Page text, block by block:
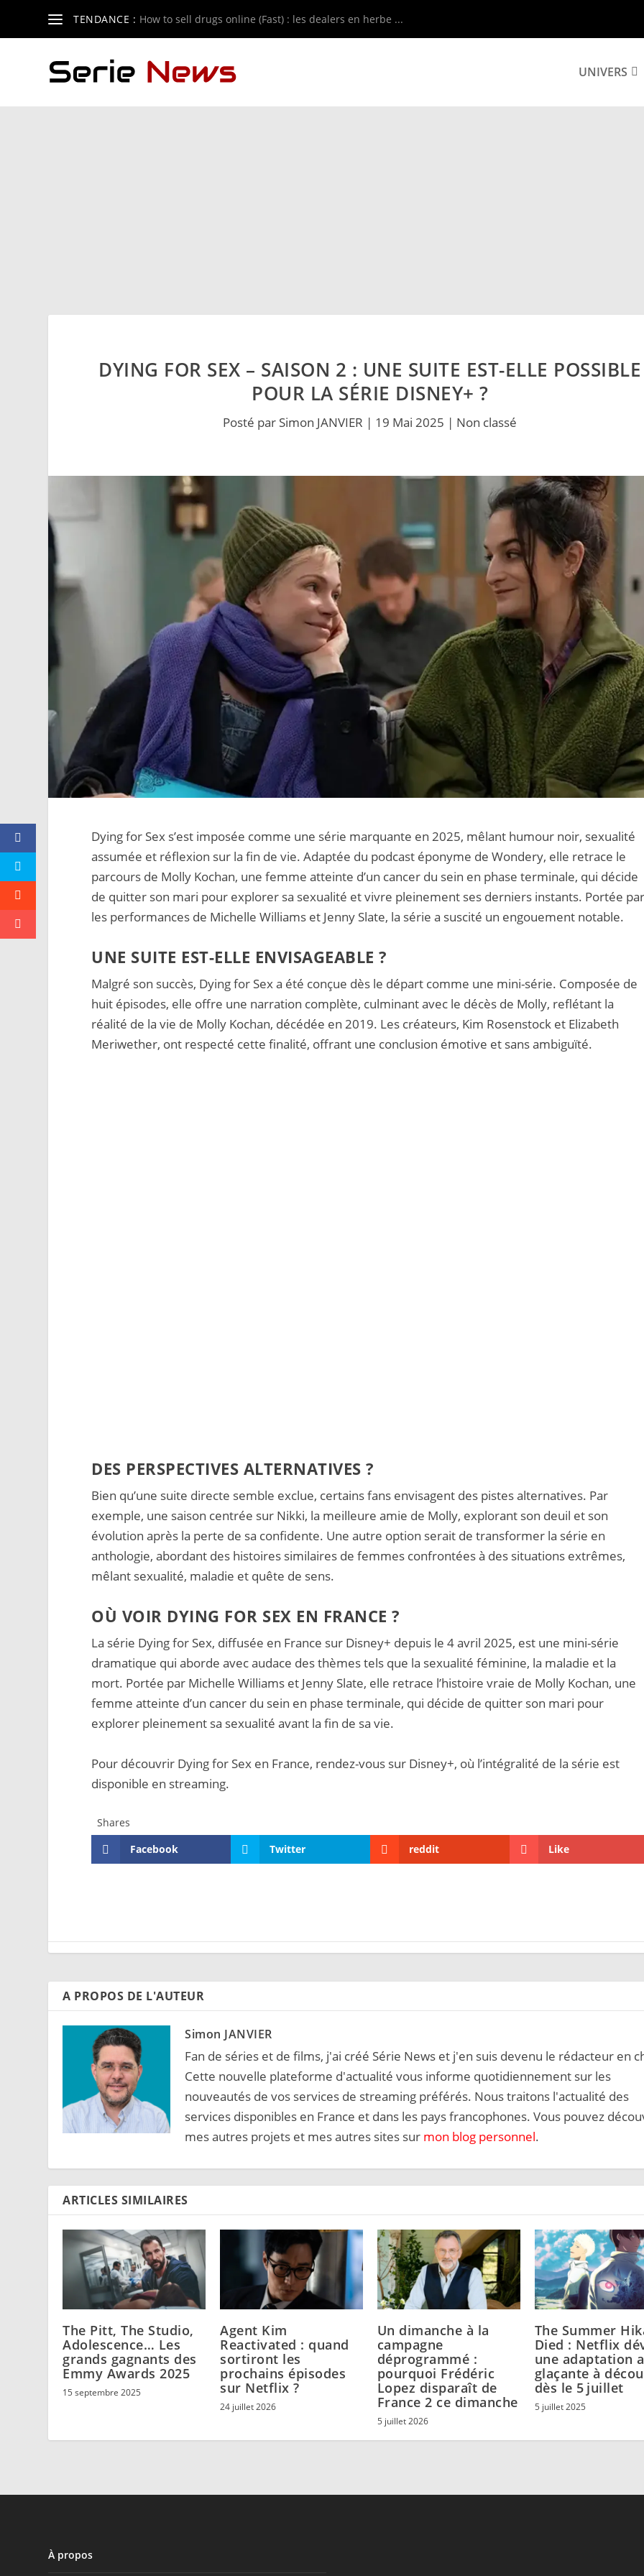
TENDANCE : How to sell drugs online (Fast) : les dealers en herbe ...
UNIVERS
DYING FOR SEX – SAISON 2 : UNE SUITE EST-ELLE POSSIBLE
POUR LA SÉRIE DISNEY+ ?
Posté par Simon JANVIER | 19 Mai 2025 | Non classé
Dying for Sex s’est imposée comme une série marquante en 2025, mêlant humour noir, sexualité
assumée et réflexion sur la fin de vie. Adaptée du podcast éponyme de Wondery, elle retrace le
parcours de Molly Kochan, une femme atteinte d’un cancer du sein en phase terminale, qui décide
de quitter son mari pour explorer sa sexualité et vivre pleinement ses derniers instants. Portée
les performances de Michelle Williams et Jenny Slate, la série a suscité un engouement notable.
UNE SUITE EST-ELLE ENVISAGEABLE ?
Malgré son succès, Dying for Sex a été conçue dès le départ comme une mini-série. Composée de
huit épisodes, elle offre une narration complète, culminant avec le décès de Molly, reflétant la
réalité de la vie de Molly Kochan, décédée en 2019. Les créateurs, Kim Rosenstock et Elizabeth
Meriwether, ont respecté cette finalité, offrant une conclusion émotive et sans ambiguïté.
DES PERSPECTIVES ALTERNATIVES ?
Bien qu’une suite directe semble exclue, certains fans envisagent des pistes alternatives. Par
exemple, une saison centrée sur Nikki, la meilleure amie de Molly, explorant son deuil et son
évolution après la perte de sa confidente. Une autre option serait de transformer la série en
anthologie, abordant des histoires similaires de femmes confrontées à des situations extrêmes,
mêlant sexualité, maladie et quête de sens.
OÙ VOIR DYING FOR SEX EN FRANCE ?
La série Dying for Sex, diffusée en France sur Disney+ depuis le 4 avril 2025, est une mini-série
dramatique qui aborde avec audace des thèmes tels que la sexualité féminine, la maladie et la
mort. Portée par Michelle Williams et Jenny Slate, elle retrace l’histoire vraie de Molly Kochan, une
femme atteinte d’un cancer du sein en phase terminale, qui décide de quitter son mari pour
explorer pleinement sa sexualité avant la fin de sa vie.
Pour découvrir Dying for Sex en France, rendez-vous sur Disney+, où l’intégralité de la série est
disponible en streaming.
Shares
Facebook
Twitter reddit Like
A PROPOS DE L'AUTEUR
Simon JANVIER
Fan de séries et de films, j'ai créé Série News et j'en suis devenu le rédacteur en
Cette nouvelle plateforme d'actualité vous informe quotidiennement sur les
nouveautés de vos services de streaming préférés. Nous traitons l'actualité des
services disponibles en France et dans les pays francophones. Vous pouvez
mes autres projets et mes autres sites sur mon blog personnel.
ARTICLES SIMILAIRES
The Pitt, The Studio,
Adolescence… Les
grands gagnants des
Emmy Awards 2025
15 septembre 2025
Agent Kim
Reactivated : quand
sortiront les
prochains épisodes
sur Netflix ?
24 juillet 2026
Un dimanche à la
campagne
déprogrammé :
pourquoi Frédéric
Lopez disparaît de
France 2 ce dimanche
5 juillet 2026
The Summer
Died : Netflix
une adaptation
glaçante à
dès le 5 juillet
5 juillet 2025
À propos